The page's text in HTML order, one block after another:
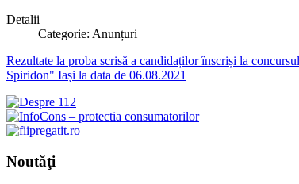
Detalii
Categorie: Anunțuri
Rezultate la proba scrisă a candidaților înscriși la
Spiridon" Iași la data de 06.08.2021
Noutăţi